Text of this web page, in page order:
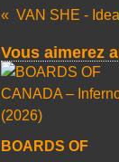
VAN SHE -
Vous aimerez
BOARDS OF